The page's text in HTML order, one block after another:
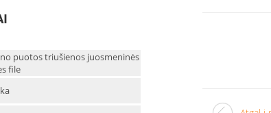
puotos triušienos juosmeninės
file